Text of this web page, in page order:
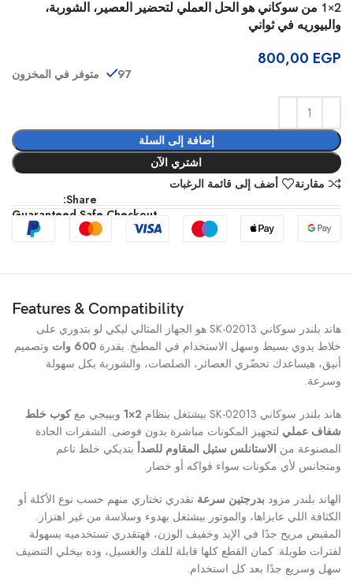
2×1 من سوكاني هو الحل العملي لتحضير العصير، الشوربة،
والبيوريه في ثواني
800,00 EGP
97 متوفر في المخزون
إضافة إلى السلة
اشتري الآن
مقارنة
أضف إلى قائمة الرغبات
Share:
Guaranteed Safe Checkout
Features & Compatibility
هاند بلندر سوكاني SK-02013 هو الجهاز المثالي ليكي لو بتدوري على
خلاط يدوي بسيط وسهل الاستخدام في المطبخ. بقدرة600 وات
وتصميم
أنيق، هيساعدك تحضّري العصائر، الصلصات، والشوربة بكل سهولة
وسرعة.
هاند بلندر سوكاني SK-02013 بيشتغل بنظام 2×1 وبييجي معكوب خلط
شفاف عملي لتجهيز المكونات مباشرة بدون فوضى. الشفرات الحادة
المصنوعة من الاستانلس ستيل المقاوم للصدأ بتديكي خلط ناعم
ومتجانس لأي مكونات سواء فواكه أو خضار.
الهاند بلندر مزودبدرجتين سرعة تقدري تختاري منهم حسب نوع الأكلة أو
الكثافة اللي عايزاها، والموتور بيشتغل بهدوء وسلاسة من غير اهتزاز.
المقبض مريح جدًا في الإيد وخفيف الوزن، فهتقدري تستخدميه بسهولة
لفترات طويلة. كمان القطع كلها قابلة للفك والغسيل، وده بيخلي التنضيف
سهل وسريع جدًا بعد كل استخدام.